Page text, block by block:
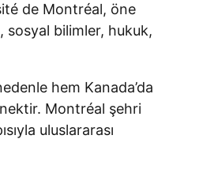
de Montréal, öne
sosyal bilimler, hukuk,
hem Kanada’da
Montréal şehri
uluslararası